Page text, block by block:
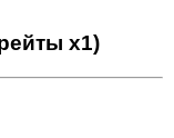
x1)